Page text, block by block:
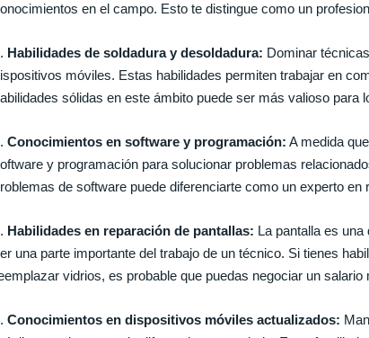
en el campo. Esto te distingue como un
Habilidades de soldadura y desoldadura: Dominar
móviles. Estas habilidades permiten trabajar en
sólidas en este ámbito puede ser más valioso
Conocimientos en software y programación: A medida
y programación para solucionar problemas
de software puede diferenciarte como un experto
Habilidades en reparación de pantallas: La pantalla es
una parte importante del trabajo de un técnico. Si tienes
vidrios, es probable que puedas negociar un salario
Conocimientos en dispositivos móviles actualizados: